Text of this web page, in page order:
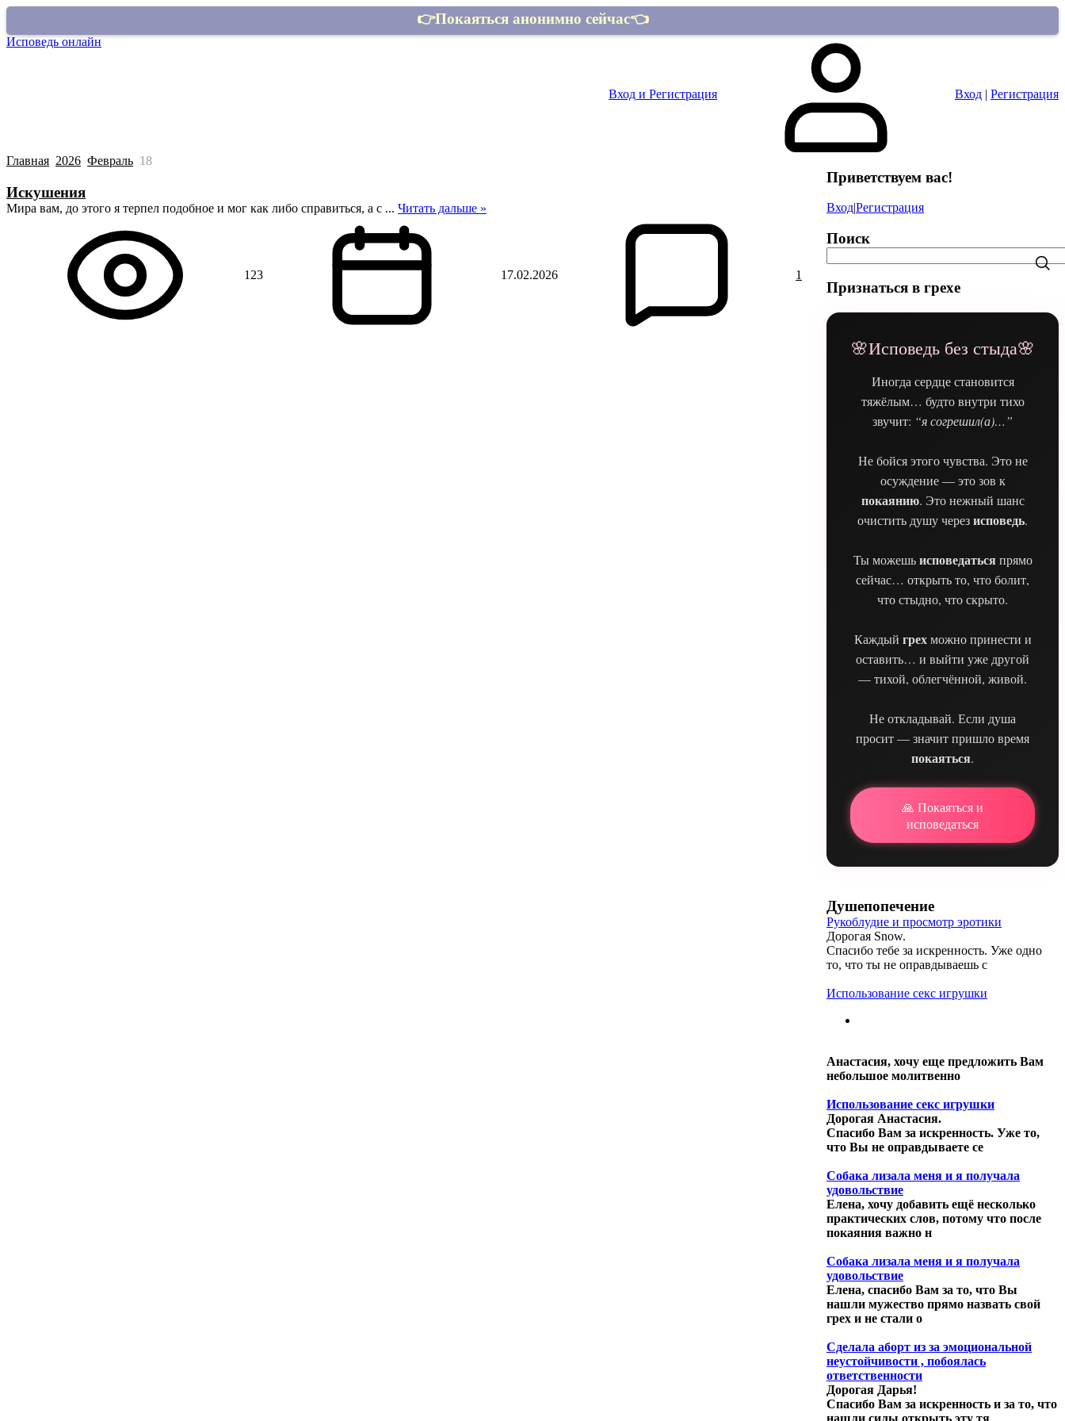
👉Покаяться анонимно сейчас👈
Исповедь онлайн
Вход и Регистрация Вход | Регистрация
Главная 2026 Февраль 18
Искушения
Мира вам, до этого я терпел подобное и мог как либо справиться, а с ... Читать дальше »
123 17.02.2026 1
Приветствуем вас!
Вход|Регистрация
Поиск
Признаться в грехе
🌸Исповедь без стыда🌸
Иногда сердце становится
тяжёлым… будто внутри тихо
звучит: “я согрешил(а)…”
Не бойся этого чувства. Это не
осуждение — это зов к
покаянию. Это нежный шанс
очистить душу черезисповедь.
Ты можешьисповедатьсяпрямо
сейчас… открыть то, что болит,
что стыдно, что скрыто.
Каждый грехможно принести и
оставить… и выйти уже другой
— тихой, облегчённой, живой.
Не откладывай. Если душа
просит — значит пришло время
покаяться.
🙏 Покаяться и
исповедаться
Душепопечение
Рукоблудие и просмотр эротики
Дорогая Snow.
Спасибо тебе за искренность. Уже одно
то, что ты не оправдываешь с
Использование секс игрушки
Анастасия, хочу еще предложить Вам
небольшое молитвенно
Использование секс игрушки
Дорогая Анастасия.
Спасибо Вам за искренность. Уже то,
что Вы не оправдываете се
Собака лизала меня и я получала
удовольствие
Елена, хочу добавить ещё несколько
практических слов, потому что после
покаяния важно н
Собака лизала меня и я получала
удовольствие
Елена, спасибо Вам за то, что Вы
нашли мужество прямо назвать свой
грех и не стали о
Сделала аборт из за эмоциональной
неустойчивости , побоялась
ответственности
Дорогая Дарья!
Спасибо Вам за искренность и за то, что
нашли силы открыть эту тя